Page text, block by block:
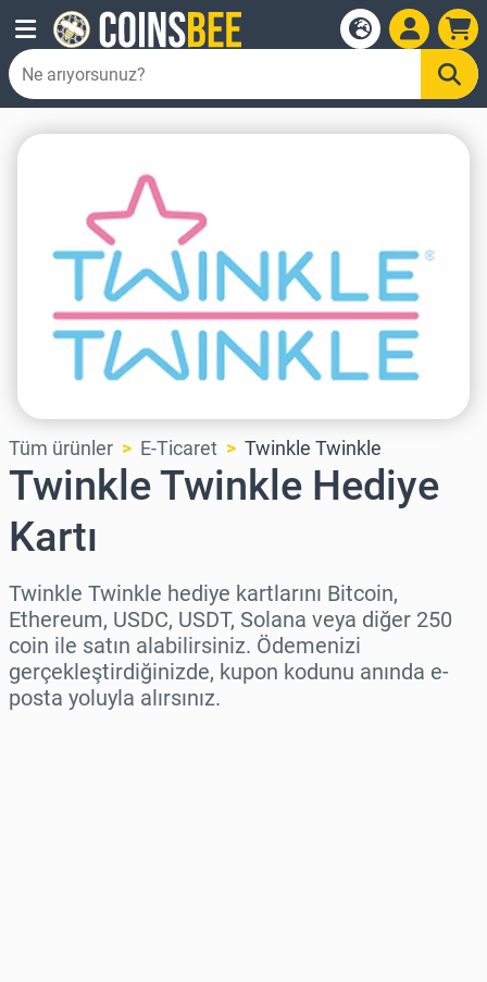
Tüm ürünler E-Ticaret Twinkle Twinkle
Twinkle Twinkle Hediye
Kartı
Twinkle Twinkle hediye kartlarını Bitcoin,
Ethereum, USDC, USDT, Solana veya diğer 250
coin ile satın alabilirsiniz. Ödemenizi
gerçekleştirdiğinizde, kupon kodunu anında e-
posta yoluyla alırsınız.